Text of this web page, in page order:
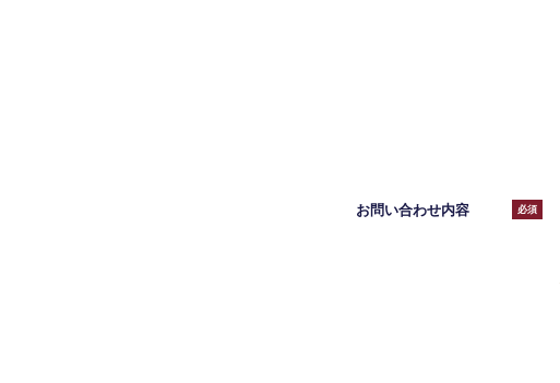
お問い合わせ内容 必須